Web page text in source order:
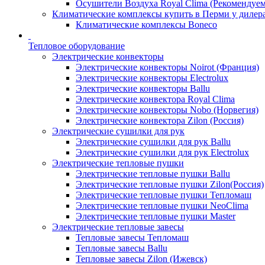
Осушители Воздуха Royal Clima
Климатические комплексы купить в Перми у
Климатические комплексы Boneсo
Тепловое оборудование
Электрические конвекторы
Электрические конвекторы Noirot (Франция)
Электрические конвекторы Electrolux
Электрические конвекторы Ballu
Электрические конвектора Royal Clima
Электрические конвекторы Nobo (Норвегия)
Электрические конвектора Zilon (Россия)
Электрические сушилки для рук
Электрические сушилки для рук Ballu
Электрические сушилки для рук Electrolux
Электрические тепловые пушки
Электрические тепловые пушки Ballu
Электрические тепловые пушки Zilon(Россия)
Электрические тепловые пушки Тепломаш
Электрические тепловые пушки NeoClima
Электрические тепловые пушки Master
Электрические тепловые завесы
Тепловые завесы Тепломаш
Тепловые завесы Ballu
Тепловые завесы Zilon (Ижевск)